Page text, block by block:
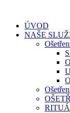
contentÚVOD
NAŠE